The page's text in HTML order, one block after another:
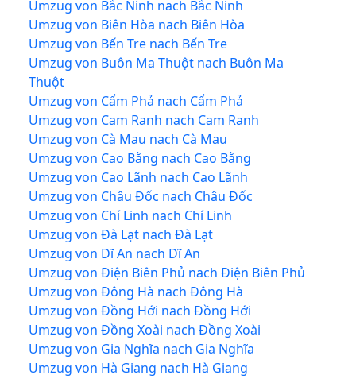
Umzug von Bắc Ninh nach Bắc Ninh
Umzug von Biên Hòa nach Biên Hòa
Umzug von Bến Tre nach Bến Tre
Umzug von Buôn Ma Thuột nach Buôn Ma
Thuột
Umzug von Cẩm Phả nach Cẩm Phả
Umzug von Cam Ranh nach Cam Ranh
Umzug von Cà Mau nach Cà Mau
Umzug von Cao Bằng nach Cao Bằng
Umzug von Cao Lãnh nach Cao Lãnh
Umzug von Châu Đốc nach Châu Đốc
Umzug von Chí Linh nach Chí Linh
Umzug von Đà Lạt nach Đà Lạt
Umzug von Dĩ An nach Dĩ An
Umzug von Điện Biên Phủ nach Điện Biên Phủ
Umzug von Đông Hà nach Đông Hà
Umzug von Đồng Hới nach Đồng Hới
Umzug von Đồng Xoài nach Đồng Xoài
Umzug von Gia Nghĩa nach Gia Nghĩa
Umzug von Hà Giang nach Hà Giang